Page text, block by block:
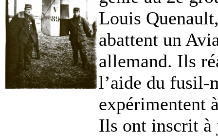
Louis
abattent un
allemand. Ils
l’aide du fusil-
expérimentent
Ils ont inscrit à